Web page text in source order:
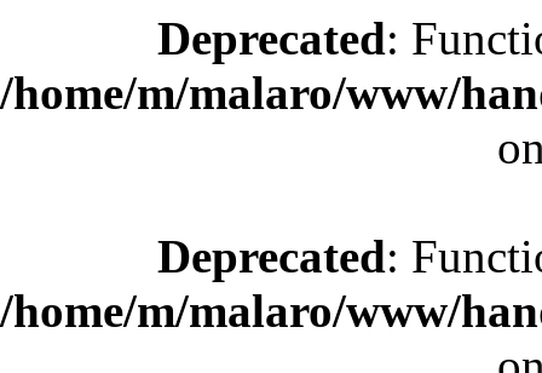
Deprecated:
/home/m/malaro/www/
Deprecated:
/home/m/malaro/www/